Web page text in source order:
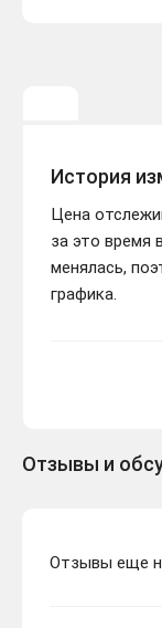
История
Цена
за это время
менялась,
графика.
Отзывы и
Отзывы еще